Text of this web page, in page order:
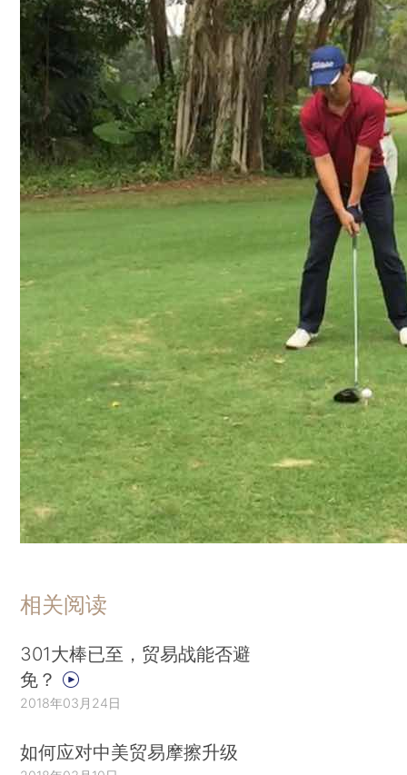
相关阅读
301大棒已至，贸易战能否避
免？
2018年03月24日
如何应对中美贸易摩擦升级